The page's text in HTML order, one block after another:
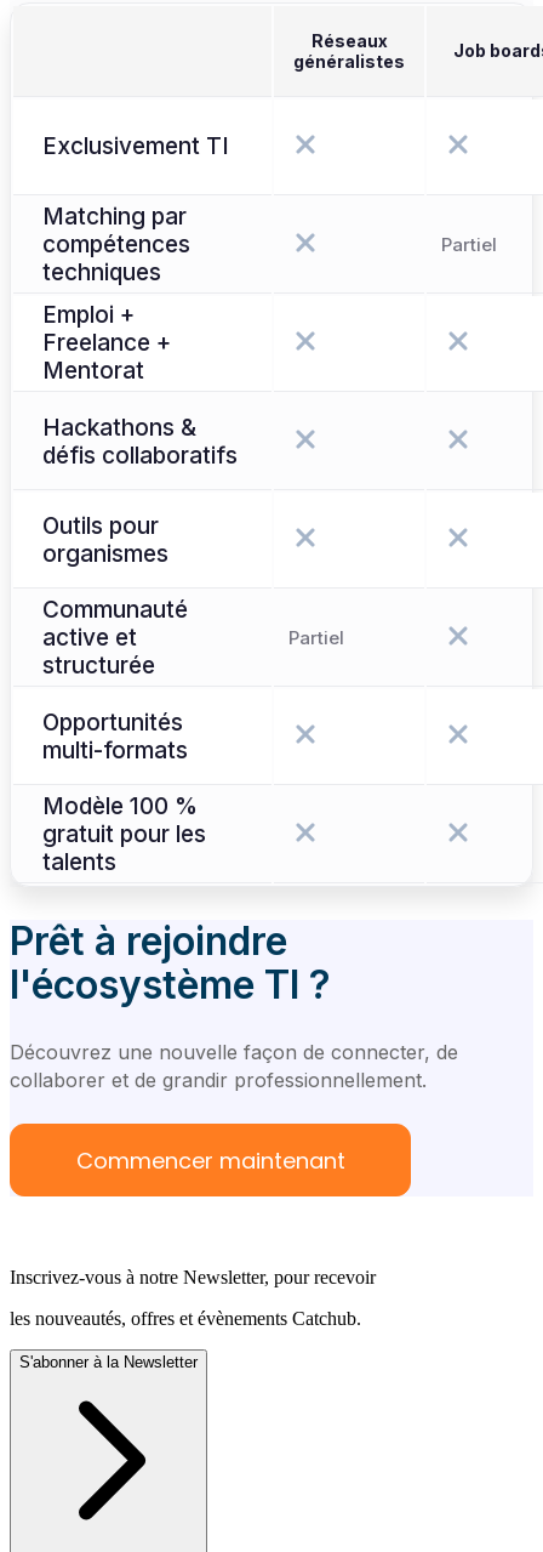
Réseaux
généralistes
Job
Exclusivement TI
Matching par
compétences
techniques
Partiel
Emploi +
Freelance +
Mentorat
Hackathons &
défis collaboratifs
Outils pour
organismes
Communauté
active et
structurée
Partiel
Opportunités
multi-formats
Modèle 100 %
gratuit pour les
talents
Prêt à rejoindre
l'écosystème TI ?
Découvrez une nouvelle façon de connecter, de
collaborer et de grandir professionnellement.
Commencer maintenant
Inscrivez-vous à notre Newsletter, pour recevoir
les nouveautés, offres et évènements Catchub.
S'abonner à la Newsletter